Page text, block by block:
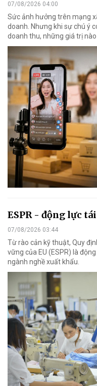
07/08/2026 04:00
Sức ảnh hưởng trên mạng
doanh. Nhưng khi sự chú ý
doanh thu, những giá trị
ESPR - động lực
07/08/2026 03:44
Từ rào cản kỹ thuật, Quy
vững của EU (ESPR) là
ngành nghề xuất khẩu.